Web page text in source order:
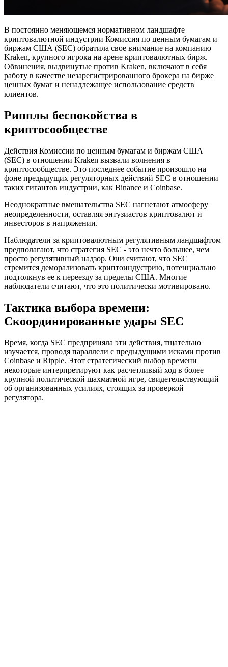
В постоянно меняющемся нормативном ландшафте
криптовалютной индустрии Комиссия по ценным бумагам и
биржам США (SEC) обратила свое внимание на компанию
Kraken, крупного игрока на арене криптовалютных бирж.
Обвинения, выдвинутые против Kraken, включают в себя
работу в качестве незарегистрированного брокера на бирже
ценных бумаг и ненадлежащее использование средств
клиентов.
Рипплы беспокойства в
криптосообществе
Действия Комиссии по ценным бумагам и биржам США
(SEC) в отношении Kraken вызвали волнения в
криптосообществе. Это последнее событие произошло на
фоне предыдущих регуляторных действий SEC в отношении
таких гигантов индустрии, как Binance и Coinbase.
Неоднократные вмешательства SEC нагнетают атмосферу
неопределенности, оставляя энтузиастов криптовалют и
инвесторов в напряжении.
Наблюдатели за криптовалютным регулятивным ландшафтом
предполагают, что стратегия SEC - это нечто большее, чем
просто регулятивный надзор. Они считают, что SEC
стремится деморализовать криптоиндустрию, потенциально
подтолкнув ее к переезду за пределы США. Многие
наблюдатели считают, что это политически мотивировано.
Тактика выбора времени:
Скоординированные удары SEC
Время, когда SEC предприняла эти действия, тщательно
изучается, проводя параллели с предыдущими исками против
Coinbase и Ripple. Этот стратегический выбор времени
некоторые интерпретируют как расчетливый ход в более
крупной политической шахматной игре, свидетельствующий
об организованных усилиях, стоящих за проверкой
регулятора.